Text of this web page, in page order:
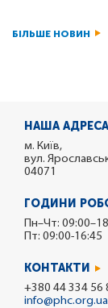
БІЛЬШЕ НОВИН
НАША АДРЕСА
м. Київ,
вул.
04071
ГОДИНИ
Пн–Чт:
Пт: 09:00-16:45
КОНТАКТИ
+380 44 334 56
info@phc.org.ua